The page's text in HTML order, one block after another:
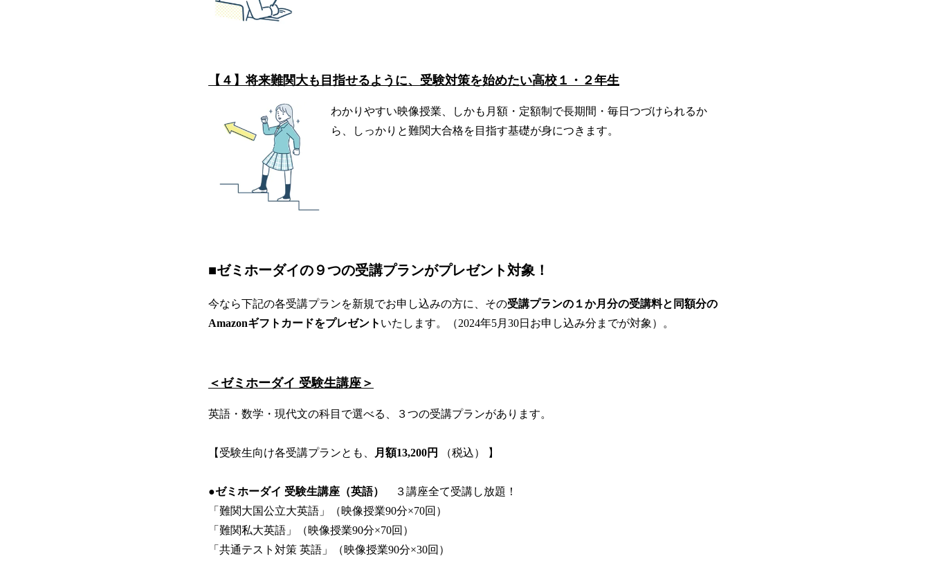
【４】将来難関大も目指せるように、受験対策を始めたい高校１・２年生
わかりやすい映像授業、しかも月額・定額制で長期間・毎日つづけられるか
ら、しっかりと難関大合格を目指す基礎が身につきます。
■ゼミホーダイの９つの受講プランがプレゼント対象！
今なら下記の各受講プランを新規でお申し込みの方に、その受講プランの１か月分の受講料と同額分の
Amazonギフトカードをプレゼント いたします。（2024年5月30日お申し込み分までが対象）。
＜ゼミホーダイ 受験生講座＞
英語・数学・現代文の科目で選べる、３つの受講プランがあります。
【受験生向け各受講プランとも、 月額13,200円 （税込） 】
●ゼミホーダイ 受験生講座（英語）
３講座全て受講し放題！
「難関大国公立大英語」（映像授業90分×70回）
「難関私大英語」（映像授業90分×70回）
「共通テスト対策 英語」（映像授業90分×30回）